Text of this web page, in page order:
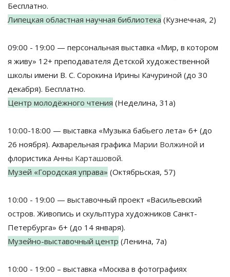
Бесплатно.
Липецкая областная научная библиотека (Кузнечная, 2)
09:00 - 19:00 — персональная выставка «Мир, в котором
я живу» 12+ преподавателя Детской художественной
школы имени В. С. Сорокина Ирины Качуриной (до 30
декабря). Бесплатно.
Центр молодёжного чтения (Неделина, 31а)
10:00-18:00 — выставка «Музыка бабьего лета» 6+ (до
26 ноября). Акварельная графика Марии Волжиной и
флористика Анны Карташовой.
Музей «Городская управа» (Октябрьская, 57)
10:00 - 19:00 — выставочный проект «Васильевский
остров. Живопись и скульптура художников Санкт-
Петербурга» 6+ (до 14 января).
Музейно-выставочный центр (Ленина, 7а)
10:00 - 19:00 – выставка «Москва в фотографиях